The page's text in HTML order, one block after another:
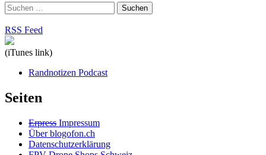
Suchen
nach:
RSS Feed
(iTunes link)
Randnotizen Podcast
Seiten
Erpress Impressum
Über blogofon.ch
Datenschutzerklärung